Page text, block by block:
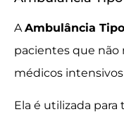
A Ambulância
pacientes que não
médicos
Ela é utilizada